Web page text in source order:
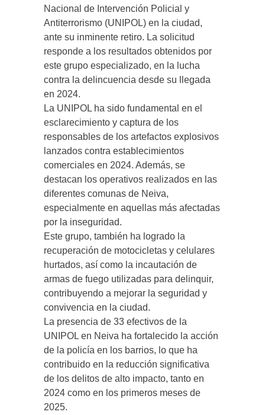
Nacional de Intervención Policial y
Antiterrorismo (UNIPOL) en la ciudad,
ante su inminente retiro. La solicitud
responde a los resultados obtenidos por
este grupo especializado, en la lucha
contra la delincuencia desde su llegada
en 2024.
La UNIPOL ha sido fundamental en el
esclarecimiento y captura de los
responsables de los artefactos explosivos
lanzados contra establecimientos
comerciales en 2024. Además, se
destacan los operativos realizados en las
diferentes comunas de Neiva,
especialmente en aquellas más afectadas
por la inseguridad.
Este grupo, también ha logrado la
recuperación de motocicletas y celulares
hurtados, así como la incautación de
armas de fuego utilizadas para delinquir,
contribuyendo a mejorar la seguridad y
convivencia en la ciudad.
La presencia de 33 efectivos de la
UNIPOL en Neiva ha fortalecido la acción
de la policía en los barrios, lo que ha
contribuido en la reducción significativa
de los delitos de alto impacto, tanto en
2024 como en los primeros meses de
2025.